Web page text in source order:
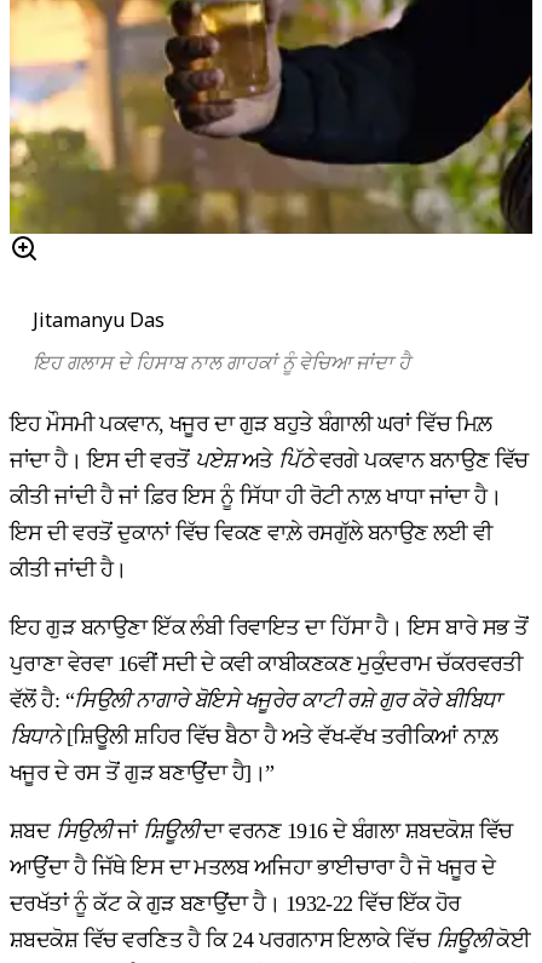
Jitamanyu Das
ਇਹ ਗਲਾਸ ਦੇ ਹਿਸਾਬ ਨਾਲ ਗਾਹਕਾਂ ਨੂੰ ਵੇਚਿਆ ਜਾਂਦਾ ਹੈ
ਇਹ ਮੌਸਮੀ ਪਕਵਾਨ, ਖਜੂਰ ਦਾ ਗੁੜ ਬਹੁਤੇ ਬੰਗਾਲੀ ਘਰਾਂ ਵਿੱਚ ਮਿਲ਼
ਜਾਂਦਾ ਹੈ। ਇਸ ਦੀ ਵਰਤੋਂ ਪਏਸ਼ਅਤੇ ਪਿੱਠੇਵਰਗੇ ਪਕਵਾਨ ਬਨਾਉਣ ਵਿੱਚ
ਕੀਤੀ ਜਾਂਦੀ ਹੈ ਜਾਂ ਫ਼ਿਰ ਇਸ ਨੂੰ ਸਿੱਧਾ ਹੀ ਰੋਟੀ ਨਾਲ਼ ਖਾਧਾ ਜਾਂਦਾ ਹੈ।
ਇਸ ਦੀ ਵਰਤੋਂ ਦੁਕਾਨਾਂ ਵਿੱਚ ਵਿਕਣ ਵਾਲ਼ੇ ਰਸਗੁੱਲੇ ਬਨਾਉਣ ਲਈ ਵੀ
ਕੀਤੀ ਜਾਂਦੀ ਹੈ।
ਇਹ ਗੁੜ ਬਨਾਉਣਾ ਇੱਕ ਲੰਬੀ ਰਿਵਾਇਤ ਦਾ ਹਿੱਸਾ ਹੈ। ਇਸ ਬਾਰੇ ਸਭ ਤੋਂ
ਪੁਰਾਣਾ ਵੇਰਵਾ 16ਵੀਂ ਸਦੀ ਦੇ ਕਵੀ ਕਾਬੀਕਣਕਣ ਮੁਕੁੰਦਰਾਮ ਚੱਕਰਵਰਤੀ
ਵੱਲੋਂ ਹੈ: “ਸਿਉਲੀ ਨਾਗਾਰੇ ਬੋਇਸੇ ਖਜੂਰੇਰ ਕਾਟੀ ਰਸ਼ੇ ਗੁਰ ਕੋਰੇ ਬੀਬਿਧਾ
ਬਿਧਾਨੇ[ਸ਼ਿਊਲੀ ਸ਼ਹਿਰ ਵਿੱਚ ਬੈਠਾ ਹੈ ਅਤੇ ਵੱਖ-ਵੱਖ ਤਰੀਕਿਆਂ ਨਾਲ਼
ਖਜੂਰ ਦੇ ਰਸ ਤੋਂ ਗੁੜ ਬਣਾਉਂਦਾ ਹੈ]।”
ਸ਼ਬਦ ਸਿਉਲੀਜਾਂ ਸ਼ਿਊਲੀਦਾ ਵਰਨਣ 1916 ਦੇ ਬੰਗਲਾ ਸ਼ਬਦਕੋਸ਼ ਵਿੱਚ
ਆਉਂਦਾ ਹੈ ਜਿੱਥੇ ਇਸ ਦਾ ਮਤਲਬ ਅਜਿਹਾ ਭਾਈਚਾਰਾ ਹੈ ਜੋ ਖਜੂਰ ਦੇ
ਦਰਖੱਤਾਂ ਨੂੰ ਕੱਟ ਕੇ ਗੁੜ ਬਣਾਉਂਦਾ ਹੈ। 1932-22 ਵਿੱਚ ਇੱਕ ਹੋਰ
ਸ਼ਬਦਕੋਸ਼ ਵਿੱਚ ਵਰਣਿਤ ਹੈ ਕਿ 24 ਪਰਗਨਾਸ ਇਲਾਕੇ ਵਿੱਚ ਸ਼ਿਊਲੀਕੋਈ